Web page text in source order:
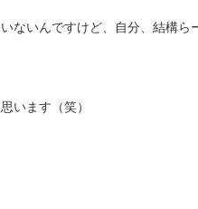
ないんですけど、自分、結構ら
います（笑）